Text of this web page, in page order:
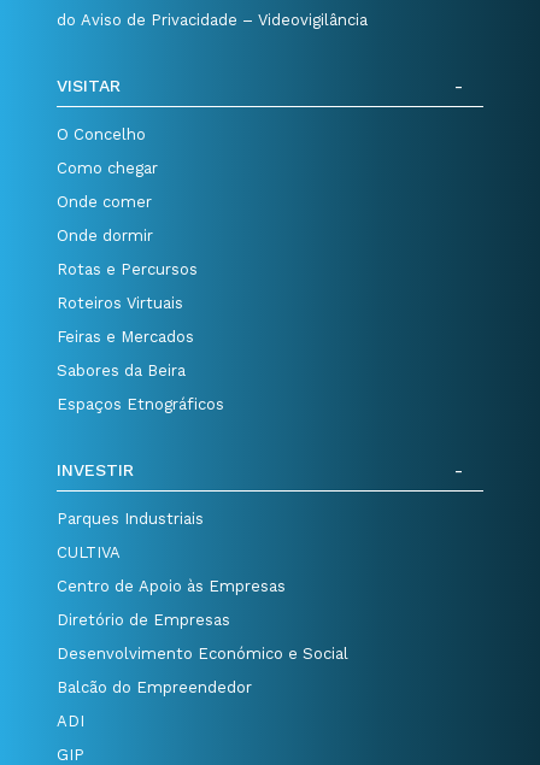
do Aviso de Privacidade – Videovigilância
VISITAR
O Concelho
Como chegar
Onde comer
Onde dormir
Rotas e Percursos
Roteiros Virtuais
Feiras e Mercados
Sabores da Beira
Espaços Etnográficos
INVESTIR
Parques Industriais
CULTIVA
Centro de Apoio às Empresas
Diretório de Empresas
Desenvolvimento Económico e Social
Balcão do Empreendedor
ADI
GIP